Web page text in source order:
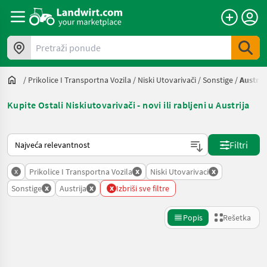
Pretraži ponude
/ Prikolice I Transportna Vozila / Niski Utovarivači /Sonstige /
Kupite Ostali Niskiutovarivači - novi ili rabljeni u Austrija
Tako se sortira na Landwirt.com
Filtri
x Prikolice I Transportna Vozila x Niski Utovarivaci x
Sonstige x Austrija x x Izbriši sve filtre
Popis Rešetka